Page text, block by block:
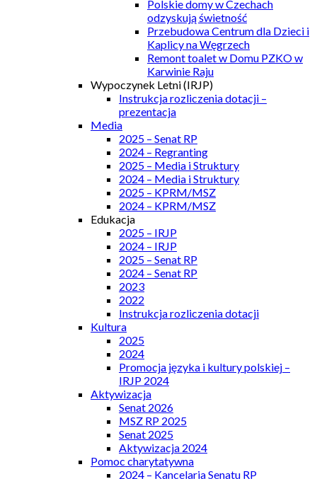
Polskie domy w Czechach
odzyskują świetność
Przebudowa Centrum dla Dzieci i
Kaplicy na Węgrzech
Remont toalet w Domu PZKO w
Karwinie Raju
Wypoczynek Letni (IRJP)
Instrukcja rozliczenia dotacji –
prezentacja
Media
2025 – Senat RP
2024 – Regranting
2025 – Media i Struktury
2024 – Media i Struktury
2025 – KPRM/MSZ
2024 – KPRM/MSZ
Edukacja
2025 – IRJP
2024 – IRJP
2025 – Senat RP
2024 – Senat RP
2023
2022
Instrukcja rozliczenia dotacji
Kultura
2025
2024
Promocja języka i kultury polskiej –
IRJP 2024
Aktywizacja
Senat 2026
MSZ RP 2025
Senat 2025
Aktywizacja 2024
Pomoc charytatywna
2024 – Kancelaria Senatu RP